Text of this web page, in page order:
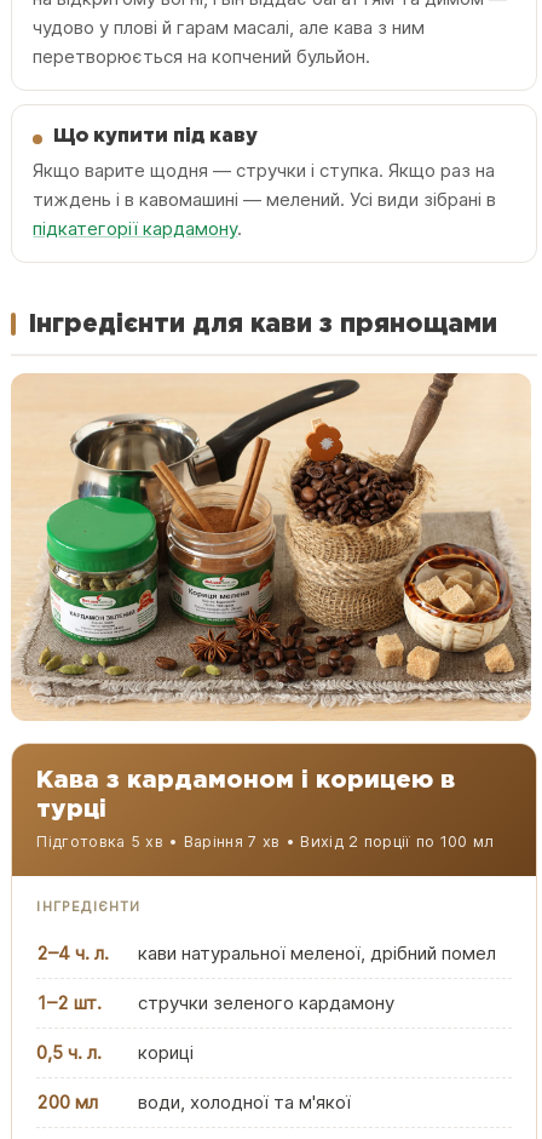
чудово у плові й гарам масалі, але кава з ним
перетворюється на копчений бульйон.
Що купити під каву
Якщо варите щодня — стручки і ступка. Якщо раз на
тиждень і в кавомашині — мелений. Усі види зібрані в
підкатегорії кардамону.
Інгредієнти для кави з прянощами
Кава з кардамоном і корицею в
турці
Підготовка 5 хв • Варіння 7 хв • Вихід 2 порції по 100 мл
ІНГРЕДІЄНТИ
2–4 ч. л. кави натуральної меленої, дрібний помел
1–2 шт. стручки зеленого кардамону
0,5 ч. л. кориці
200 мл води, холодної та м'якої